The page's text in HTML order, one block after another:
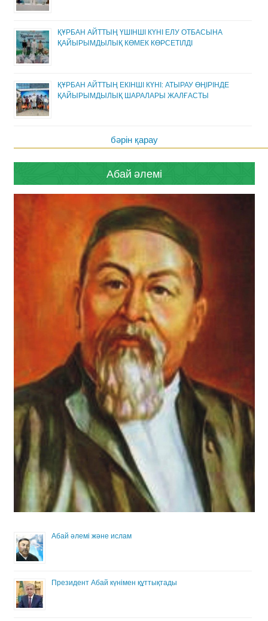
ҚҰРБАН АЙТТЫҢ ҮШІНШІ КҮНІ ЕЛУ ОТБАСЫНА
ҚАЙЫРЫМДЫЛЫҚ КӨМЕК КӨРСЕТІЛДІ
ҚҰРБАН АЙТТЫҢ ЕКІНШІ КҮНІ: АТЫРАУ ӨҢІРІНДЕ
ҚАЙЫРЫМДЫЛЫҚ ШАРАЛАРЫ ЖАЛҒАСТЫ
бәрін қарау
Абай әлемі
Абай әлемі және ислам
Президент Абай күнімен құттықтады